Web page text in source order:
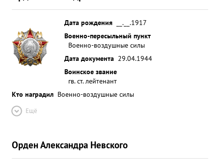
Дата рождения
__.__.1917
Военно-пересыльный пункт
Военно-воздушные силы
Дата документа 29.04.1944
Воинское звание
гв. ст. лейтенант
Кто наградил Военно-воздушные силы
Ещё
Орден Александра Невского